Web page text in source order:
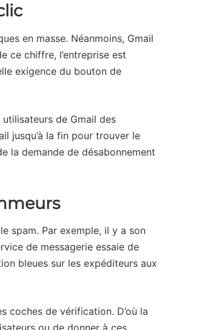
en masse. Néanmoins, Gmail
ce chiffre, l’entreprise est
exigence du bouton de
de Gmail des
jusqu’à la fin pour trouver le
la demande de désabonnement
spam. Par exemple, il y a son
de messagerie essaie de
bleues sur les expéditeurs aux
coches de vérification. D’où la
ou de donner à ces